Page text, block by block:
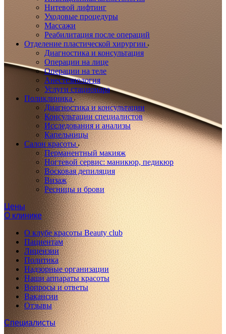
Нитевой лифтинг
Уходовые процедуры
Массажи
Реабилитация после операций
Отделение пластической хирургии
Диагностика и консультация
Операции на лице
Операции на теле
Анестезиология
Услуги стационара
Поликлиника
Диагностика и консультации
Консультации специалистов
Исследования и анализы
Капельницы
Салон красоты
Перманентный макияж
Ногтевой сервис: маникюр, педикюр
Восковая депиляция
Визаж
Ресницы и брови
Цены
О клинике
О клубе красоты Beauty club
Пациентам
Лицензии
Политика
Надзорные организации
Наши аппараты красоты
Вопросы и ответы
Вакансии
Отзывы
Специалисты